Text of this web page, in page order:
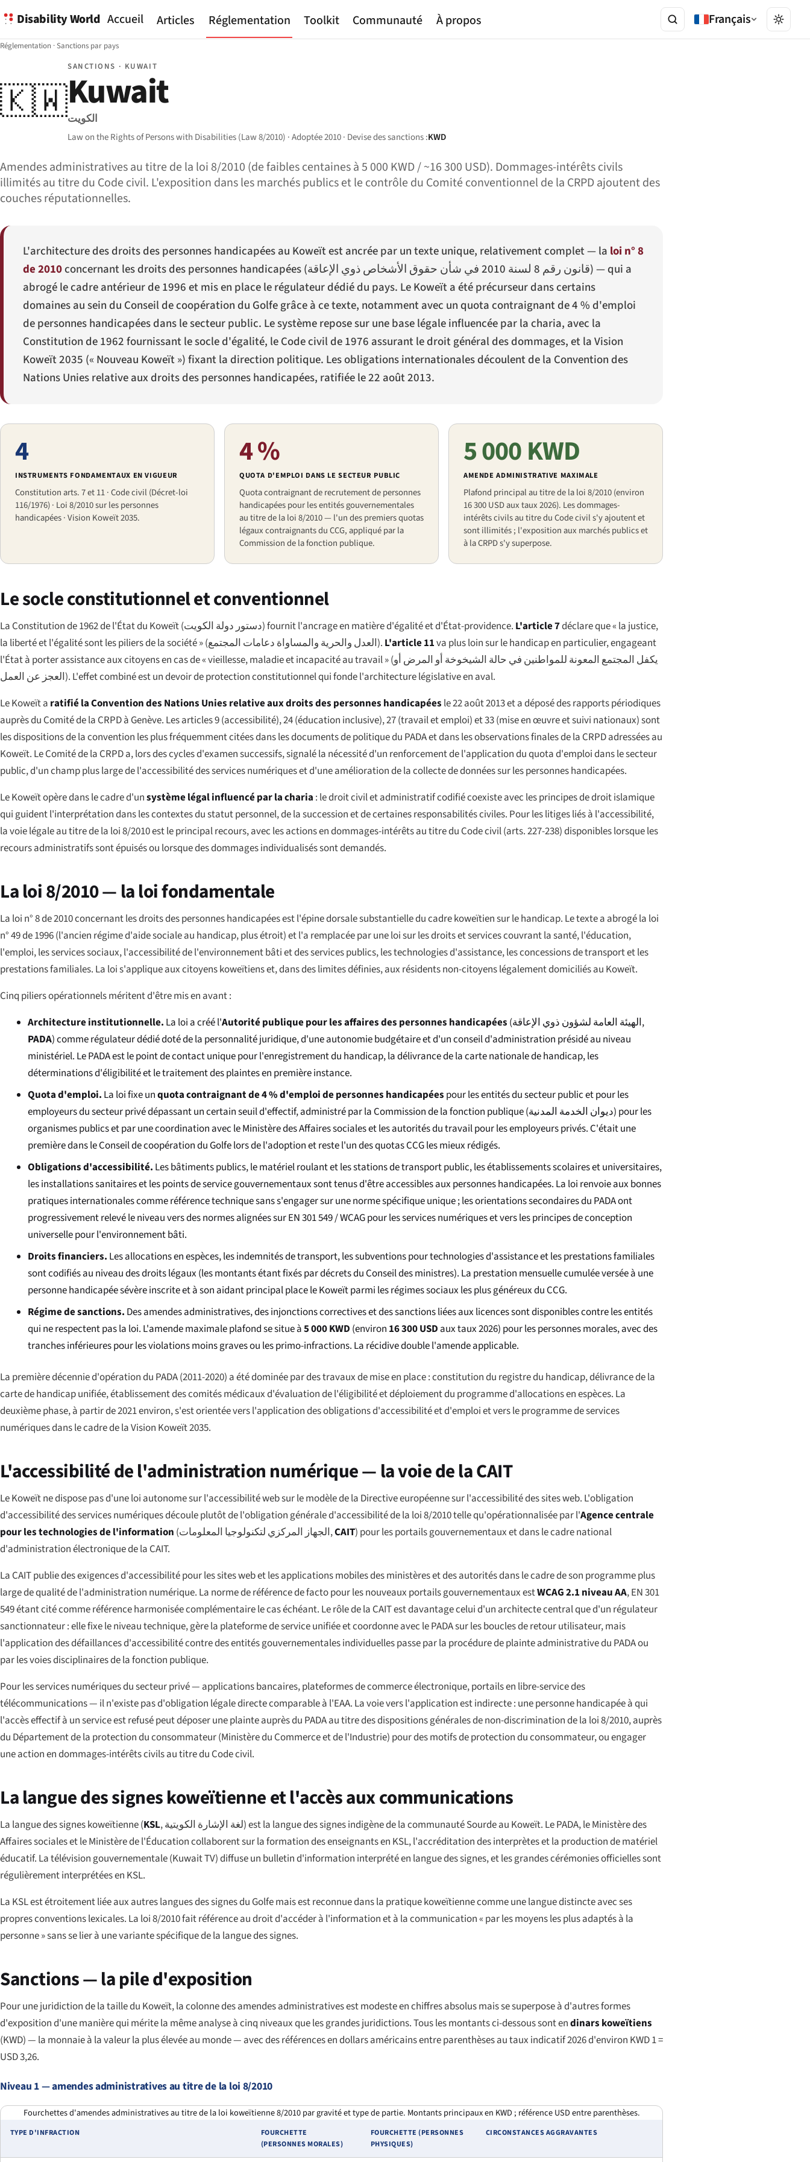
Disability World Accueil Articles Réglementation Toolkit Communauté À propos Français
Réglementation ·Sanctions par pays
🇰🇼
SANCTIONS · KUWAIT
Kuwait
الكويت
Law on the Rights of Persons with Disabilities (Law 8/2010) · Adoptée 2010 · Devise des sanctions :KWD
Amendes administratives au titre de la loi 8/2010 (de faibles centaines à 5 000 KWD / ~16 300 USD). Dommages-intérêts civils
illimités au titre du Code civil. L'exposition dans les marchés publics et le contrôle du Comité conventionnel de la CRPD ajoutent des
couches réputationnelles.
L'architecture des droits des personnes handicapées au Koweït est ancrée par un texte unique, relativement complet — la loi n° 8
de 2010concernant les droits des personnes handicapées ( قانون رقم 8 لسنة 2010 في شأن حقوق الأشخاص ذوي الإعاقة) — qui a
abrogé le cadre antérieur de 1996 et mis en place le régulateur dédié du pays. Le Koweït a été précurseur dans certains
domaines au sein du Conseil de coopération du Golfe grâce à ce texte, notamment avec un quota contraignant de 4 % d'emploi
de personnes handicapées dans le secteur public. Le système repose sur une base légale influencée par la charia, avec la
Constitution de 1962 fournissant le socle d'égalité, le Code civil de 1976 assurant le droit général des dommages, et la Vision
Koweït 2035 (« Nouveau Koweït ») fixant la direction politique. Les obligations internationales découlent de la Convention des
Nations Unies relative aux droits des personnes handicapées, ratifiée le 22 août 2013.
4
INSTRUMENTS FONDAMENTAUX EN VIGUEUR
Constitution arts. 7 et 11 · Code civil (Décret-loi
116/1976) · Loi 8/2010 sur les personnes
handicapées · Vision Koweït 2035.
4 %
QUOTA D'EMPLOI DANS LE SECTEUR PUBLIC
Quota contraignant de recrutement de personnes
handicapées pour les entités gouvernementales
au titre de la loi 8/2010 — l'un des premiers quotas
légaux contraignants du CCG, appliqué par la
Commission de la fonction publique.
5 000 KWD
AMENDE ADMINISTRATIVE MAXIMALE
Plafond principal au titre de la loi 8/2010 (environ
16 300 USD aux taux 2026). Les dommages-
intérêts civils au titre du Code civil s'y ajoutent et
sont illimités ; l'exposition aux marchés publics et
à la CRPD s'y superpose.
Le socle constitutionnel et conventionnel
La Constitution de 1962 de l'État du Koweït (دستور دولة الكويت) fournit l'ancrage en matière d'égalité et d'État-providence. L'article 7déclare que « la justice,
la liberté et l'égalité sont les piliers de la société » (العدل والحرية والمساواة دعامات المجتمع). L'article 11va plus loin sur le handicap en particulier, engageant
l'État à porter assistance aux citoyens en cas de « vieillesse, maladie et incapacité au travail » (يكفل المجتمع المعونة للمواطنين في حالة الشيخوخة أو المرض أو
العجز عن العمل). L'effet combiné est un devoir de protection constitutionnel qui fonde l'architecture législative en aval.
Le Koweït a ratifié la Convention des Nations Unies relative aux droits des personnes handicapées le 22 août 2013 et a déposé des rapports périodiques
auprès du Comité de la CRPD à Genève. Les articles 9 (accessibilité), 24 (éducation inclusive), 27 (travail et emploi) et 33 (mise en œuvre et suivi nationaux) sont
les dispositions de la convention les plus fréquemment citées dans les documents de politique du PADA et dans les observations finales de la CRPD adressées au
Koweït. Le Comité de la CRPD a, lors des cycles d'examen successifs, signalé la nécessité d'un renforcement de l'application du quota d'emploi dans le secteur
public, d'un champ plus large de l'accessibilité des services numériques et d'une amélioration de la collecte de données sur les personnes handicapées.
Le Koweït opère dans le cadre d'unsystème légal influencé par la charia : le droit civil et administratif codifié coexiste avec les principes de droit islamique
qui guident l'interprétation dans les contextes du statut personnel, de la succession et de certaines responsabilités civiles. Pour les litiges liés à l'accessibilité,
la voie légale au titre de la loi 8/2010 est le principal recours, avec les actions en dommages-intérêts au titre du Code civil (arts. 227-238) disponibles lorsque les
recours administratifs sont épuisés ou lorsque des dommages individualisés sont demandés.
La loi 8/2010 — la loi fondamentale
La loi n° 8 de 2010 concernant les droits des personnes handicapées est l'épine dorsale substantielle du cadre koweïtien sur le handicap. Le texte a abrogé la loi
n° 49 de 1996 (l'ancien régime d'aide sociale au handicap, plus étroit) et l'a remplacée par une loi sur les droits et services couvrant la santé, l'éducation,
l'emploi, les services sociaux, l'accessibilité de l'environnement bâti et des services publics, les technologies d'assistance, les concessions de transport et les
prestations familiales. La loi s'applique aux citoyens koweïtiens et, dans des limites définies, aux résidents non-citoyens légalement domiciliés au Koweït.
Cinq piliers opérationnels méritent d'être mis en avant :
Architecture institutionnelle. La loi a créé l'Autorité publique pour les affaires des personnes handicapées (الهيئة العامة لشؤون ذوي الإعاقة,
PADA) comme régulateur dédié doté de la personnalité juridique, d'une autonomie budgétaire et d'un conseil d'administration présidé au niveau
ministériel. Le PADA est le point de contact unique pour l'enregistrement du handicap, la délivrance de la carte nationale de handicap, les
déterminations d'éligibilité et le traitement des plaintes en première instance.
Quota d'emploi. La loi fixe unquota contraignant de 4 % d'emploi de personnes handicapées pour les entités du secteur public et pour les
employeurs du secteur privé dépassant un certain seuil d'effectif, administré par la Commission de la fonction publique (ديوان الخدمة المدنية) pour les
organismes publics et par une coordination avec le Ministère des Affaires sociales et les autorités du travail pour les employeurs privés. C'était une
première dans le Conseil de coopération du Golfe lors de l'adoption et reste l'un des quotas CCG les mieux rédigés.
Obligations d'accessibilité. Les bâtiments publics, le matériel roulant et les stations de transport public, les établissements scolaires et universitaires,
les installations sanitaires et les points de service gouvernementaux sont tenus d'être accessibles aux personnes handicapées. La loi renvoie aux bonnes
pratiques internationales comme référence technique sans s'engager sur une norme spécifique unique ; les orientations secondaires du PADA ont
progressivement relevé le niveau vers des normes alignées sur EN 301 549 / WCAG pour les services numériques et vers les principes de conception
universelle pour l'environnement bâti.
Droits financiers. Les allocations en espèces, les indemnités de transport, les subventions pour technologies d'assistance et les prestations familiales
sont codifiés au niveau des droits légaux (les montants étant fixés par décrets du Conseil des ministres). La prestation mensuelle cumulée versée à une
personne handicapée sévère inscrite et à son aidant principal place le Koweït parmi les régimes sociaux les plus généreux du CCG.
Régime de sanctions. Des amendes administratives, des injonctions correctives et des sanctions liées aux licences sont disponibles contre les entités
qui ne respectent pas la loi. L'amende maximale plafond se situe à5 000 KWD (environ 16 300 USD aux taux 2026) pour les personnes morales, avec des
tranches inférieures pour les violations moins graves ou les primo-infractions. La récidive double l'amende applicable.
La première décennie d'opération du PADA (2011-2020) a été dominée par des travaux de mise en place : constitution du registre du handicap, délivrance de la
carte de handicap unifiée, établissement des comités médicaux d'évaluation de l'éligibilité et déploiement du programme d'allocations en espèces. La
deuxième phase, à partir de 2021 environ, s'est orientée vers l'application des obligations d'accessibilité et d'emploi et vers le programme de services
numériques dans le cadre de la Vision Koweït 2035.
L'accessibilité de l'administration numérique — la voie de la CAIT
Le Koweït ne dispose pas d'une loi autonome sur l'accessibilité web sur le modèle de la Directive européenne sur l'accessibilité des sites web. L'obligation
d'accessibilité des services numériques découle plutôt de l'obligation générale d'accessibilité de la loi 8/2010 telle qu'opérationnalisée par l'Agence centrale
pour les technologies de l'information (الجهاز المركزي لتكنولوجيا المعلومات,CAIT) pour les portails gouvernementaux et dans le cadre national
d'administration électronique de la CAIT.
La CAIT publie des exigences d'accessibilité pour les sites web et les applications mobiles des ministères et des autorités dans le cadre de son programme plus
large de qualité de l'administration numérique. La norme de référence de facto pour les nouveaux portails gouvernementaux estWCAG 2.1 niveau AA, EN 301
549 étant cité comme référence harmonisée complémentaire le cas échéant. Le rôle de la CAIT est davantage celui d'un architecte central que d'un régulateur
sanctionnateur : elle fixe le niveau technique, gère la plateforme de service unifiée et coordonne avec le PADA sur les boucles de retour utilisateur, mais
l'application des défaillances d'accessibilité contre des entités gouvernementales individuelles passe par la procédure de plainte administrative du PADA ou
par les voies disciplinaires de la fonction publique.
Pour les services numériques du secteur privé — applications bancaires, plateformes de commerce électronique, portails en libre-service des
télécommunications — il n'existe pas d'obligation légale directe comparable à l'EAA. La voie vers l'application est indirecte : une personne handicapée à qui
l'accès effectif à un service est refusé peut déposer une plainte auprès du PADA au titre des dispositions générales de non-discrimination de la loi 8/2010, auprès
du Département de la protection du consommateur (Ministère du Commerce et de l'Industrie) pour des motifs de protection du consommateur, ou engager
une action en dommages-intérêts civils au titre du Code civil.
La langue des signes koweïtienne et l'accès aux communications
La langue des signes koweïtienne (KSL,لغة الإشارة الكويتية) est la langue des signes indigène de la communauté Sourde au Koweït. Le PADA, le Ministère des
Affaires sociales et le Ministère de l'Éducation collaborent sur la formation des enseignants en KSL, l'accréditation des interprètes et la production de matériel
éducatif. La télévision gouvernementale (Kuwait TV) diffuse un bulletin d'information interprété en langue des signes, et les grandes cérémonies officielles sont
régulièrement interprétées en KSL.
La KSL est étroitement liée aux autres langues des signes du Golfe mais est reconnue dans la pratique koweïtienne comme une langue distincte avec ses
propres conventions lexicales. La loi 8/2010 fait référence au droit d'accéder à l'information et à la communication « par les moyens les plus adaptés à la
personne » sans se lier à une variante spécifique de la langue des signes.
Sanctions — la pile d'exposition
Pour une juridiction de la taille du Koweït, la colonne des amendes administratives est modeste en chiffres absolus mais se superpose à d'autres formes
d'exposition d'une manière qui mérite la même analyse à cinq niveaux que les grandes juridictions. Tous les montants ci-dessous sont endinars koweïtiens
(KWD) — la monnaie à la valeur la plus élevée au monde — avec des références en dollars américains entre parenthèses au taux indicatif 2026 d'environ KWD 1 =
USD 3,26.
Niveau 1 — amendes administratives au titre de la loi 8/2010
Fourchettes d'amendes administratives au titre de la loi koweïtienne 8/2010 par gravité et type de partie. Montants principaux en KWD ; référence USD entre parenthèses.
TYPE D'INFRACTION
FOURCHETTE
(PERSONNES MORALES)
FOURCHETTE (PERSONNES
PHYSIQUES)
CIRCONSTANCES AGGRAVANTES